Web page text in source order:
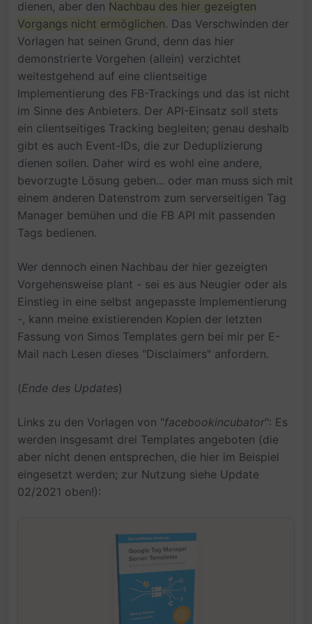
dienen, aber den Nachbau des hier gezeigten
Vorgangs nicht ermöglichen. Das Verschwinden der
Vorlagen hat seinen Grund, denn das hier
demonstrierte Vorgehen (allein) verzichtet
weitestgehend auf eine clientseitige
Implementierung des FB-Trackings und das ist nicht
im Sinne des Anbieters. Der API-Einsatz soll stets
ein clientseitiges Tracking begleiten; genau deshalb
gibt es auch Event-IDs, die zur Deduplizierung
dienen sollen. Daher wird es wohl eine andere,
bevorzugte Lösung geben... oder man muss sich mit
einem anderen Datenstrom zum serverseitigen Tag
Manager bemühen und die FB API mit passenden
Tags bedienen.
Wer dennoch einen Nachbau der hier gezeigten
Vorgehensweise plant - sei es aus Neugier oder als
Einstieg in eine selbst angepasste Implementierung
-, kann meine existierenden Kopien der letzten
Fassung von Simos Templates gern bei mir per E-
Mail nach Lesen dieses "Disclaimers" anfordern.
(Ende des Updates)
Links zu den Vorlagen von "facebookincubator": Es
werden insgesamt drei Templates angeboten (die
aber nicht denen entsprechen, die hier im Beispiel
eingesetzt werden; zur Nutzung siehe Update
02/2021 oben!):